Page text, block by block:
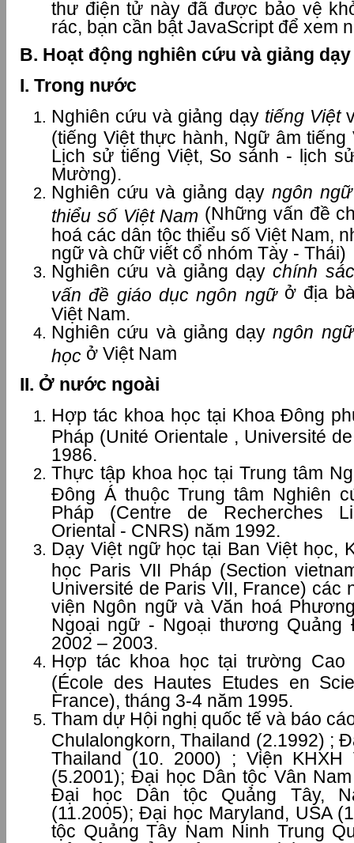
thư điện tử này đã được bảo vệ
rác, bạn cần bật JavaScript để xem
B. Hoạt động nghiên cứu và giảng dạy
I. Trong nước
Nghiên cứu và giảng dạy tiếng Việt
(tiếng Việt thực hành, Ngữ âm
Lịch sử tiếng Việt, So sánh - lịch
Mường).
Nghiên cứu và giảng dạy ngôn
thiểu số Việt Nam (Những vấn đề
hoá các dân tộc thiểu số Việt Nam,
ngữ và chữ viết cổ nhóm Tày - Thái)
Nghiên cứu và giảng dạychính
vấn đề giáo dục ngôn ngữ ở địa
Việt Nam.
Nghiên cứu và giảng dạyngôn ng
học ở Việt Nam
II. Ở nước ngoài
Hợp tác khoa học tại Khoa Đông
Pháp (Unité Orientale , Université
1986.
Thực tập khoa học tại Trung tâm
Đông Á thuộc Trung tâm Nghiên
Pháp (Centre de Recherches
Oriental - CNRS) năm 1992.
Dạy Việt ngữ học tại Ban Việt học,
học Paris VII Pháp (Section
Université de Paris VII, France) các
viện Ngôn ngữ và Văn hoá
Ngoại ngữ - Ngoại thương Quảng
2002 – 2003.
Hợp tác khoa học tại trường Cao
(École des Hautes Etudes en
France), tháng 3-4 năm 1995.
Tham dự Hội nghị quốc tế và báo
Chulalongkorn, Thailand (2.1992) ;
Thailand (10. 2000) ; Viện KHXH
(5.2001); Đại học Dân tộc Vân
Đại học Dân tộc Quảng Tây,
(11.2005); Đại học Maryland, USA
tộc Quảng Tây Nam Ninh Trung